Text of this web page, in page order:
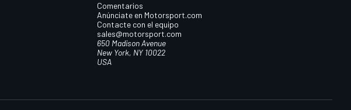
Comentarios
Anúnciate en Motorsport.com
Contacte con el equipo
sales@motorsport.com
650 Madison Avenue
New York, NY 10022
USA